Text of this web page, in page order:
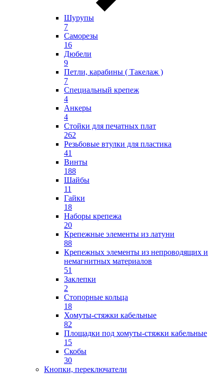
Шурупы
7
Саморезы
16
Дюбели
9
Петли, карабины ( Такелаж )
7
Специальный крепеж
4
Анкеры
4
Стойки для печатных плат
262
Резьбовые втулки для пластика
41
Винты
188
Шайбы
11
Гайки
18
Наборы крепежа
20
Крепежные элементы из латуни
88
Крепежных элементы из непроводящих и
немагнитных материалов
51
Заклепки
2
Стопорные кольца
18
Хомуты-стяжки кабельные
82
Площадки под хомуты-стяжки кабельные
15
Скобы
30
Кнопки, переключатели